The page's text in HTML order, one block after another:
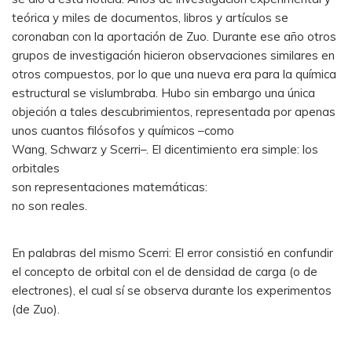
teórica y miles de documentos, libros y artículos se
coronaban con la aportación de Zuo. Durante ese año otros
grupos de investigación hicieron observaciones similares en
otros compuestos, por lo que una nueva era para la química
estructural se vislumbraba. Hubo sin embargo una única
objeción a tales descubrimientos, representada por apenas
unos cuantos filósofos y químicos –como
Wang, Schwarz y Scerri–. El dicentimiento era simple: los
orbitales
son representaciones matemáticas:
no son reales.
En palabras del mismo Scerri: El error consistió en confundir
el concepto de orbital con el de densidad de carga (o de
electrones), el cual sí se observa durante los experimentos
(de Zuo).